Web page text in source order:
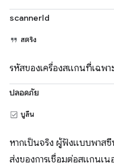
scannerId
สตริง
รหัสของเครื่องสแกนที่เฉพา
ปลอดภัย
บูลีน
หากเป็นจริง ผู้ฟังแบบพาสซี
ส่งของการเชื่อมต่อสแกนเน